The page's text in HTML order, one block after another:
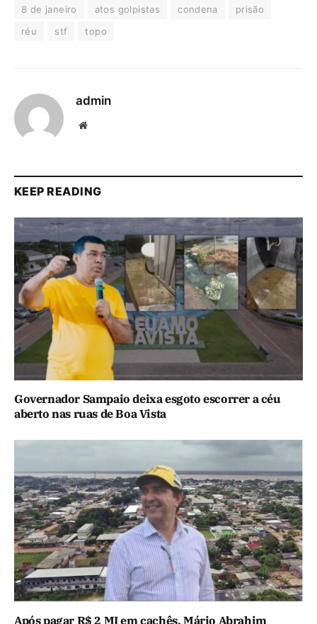
8 de janeiro atos golpistas condena
prisão
réu
stf topo
admin
Website
KEEP READING
Governador Sampaio deixa esgoto escorrer a céu
aberto nas ruas de Boa Vista
Após pagar R$ 2 MI em cachês, Mário Abrahim